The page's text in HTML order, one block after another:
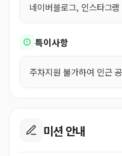
네이버블로그, 인스타그램
특이사항
주차지원 불가하여 인근
미션 안내